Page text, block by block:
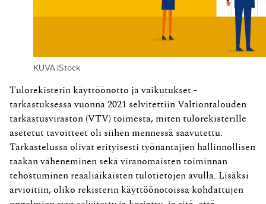
KUVA iStock
Tulorekisterin käyttöönotto ja vaikutukset -
tarkastuksessa vuonna 2021 selvitettiin Valtiontalouden
tarkastusviraston (VTV) toimesta, miten tulorekisterille
asetetut tavoitteet oli siihen mennessä saavutettu.
Tarkastelussa olivat erityisesti työnantajien hallinnollisen
taakan väheneminen sekä viranomaisten toiminnan
tehostuminen reaaliaikaisten tulotietojen avulla. Lisäksi
arvioitiin, oliko rekisterin käyttöönotoissa kohdattujen